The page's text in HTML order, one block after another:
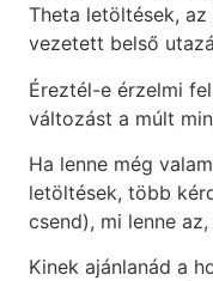
Theta letöltések,
vezetett belső
Éreztél-e érzelmi
változást a múlt
Ha lenne még
letöltések, több
csend), mi lenne
Kinek ajánlanád a